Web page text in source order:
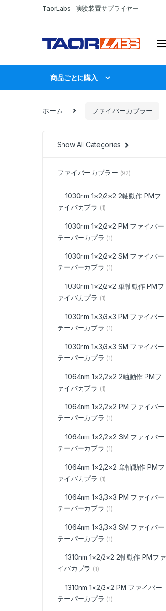
to
to
TaorLabs –実験装置サプライヤー
商品ごとに購入
ホーム ファイバーカプラー
Show All Categories
ファイバーカプラー (92)
1030nm 1×2/2×2 2軸動作 PMフ
ァイバカプラ (1)
1030nm 1×2/2×2 PM ファイバー
テーパーカプラ (1)
1030nm 1×2/2×2 SM ファイバー
テーパーカプラ (1)
1030nm 1×2/2×2 単軸動作 PMフ
ァイバカプラ (1)
1030nm 1×3/3×3 PM ファイバー
テーパーカプラ (1)
1030nm 1×3/3×3 SM ファイバー
テーパーカプラ (1)
1064nm 1×2/2×2 2軸動作 PMフ
ァイバカプラ (1)
1064nm 1×2/2×2 PM ファイバー
テーパーカプラ (1)
1064nm 1×2/2×2 SM ファイバー
テーパーカプラ (1)
1064nm 1×2/2×2 単軸動作 PMフ
ァイバカプラ (1)
1064nm 1×3/3×3 PM ファイバー
テーパーカプラ (1)
1064nm 1×3/3×3 SM ファイバー
テーパーカプラ (1)
1310nm 1×2/2×2 2軸動作 PMファ
イバカプラ (1)
1310nm 1×2/2×2 PM ファイバー
テーパーカプラ (1)